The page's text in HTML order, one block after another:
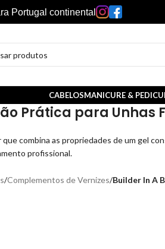
Portugal continental
CABELOSMANICURE &
Prática para Unhas
combina as propriedades de um gel
profissional.
/Complementos de Vernizes/Builder In A